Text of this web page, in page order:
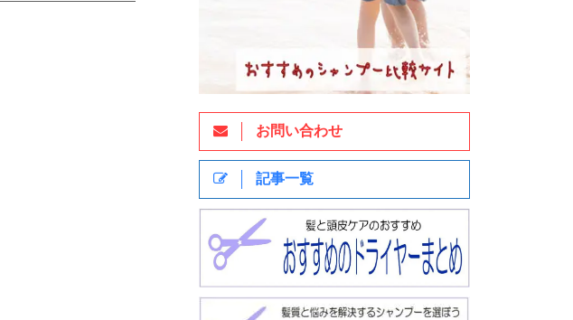
お問い合わせ
記事一覧